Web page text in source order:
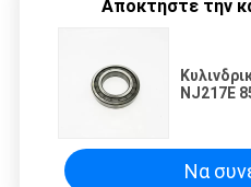
Αποκτήστε την
NJ217E
Να